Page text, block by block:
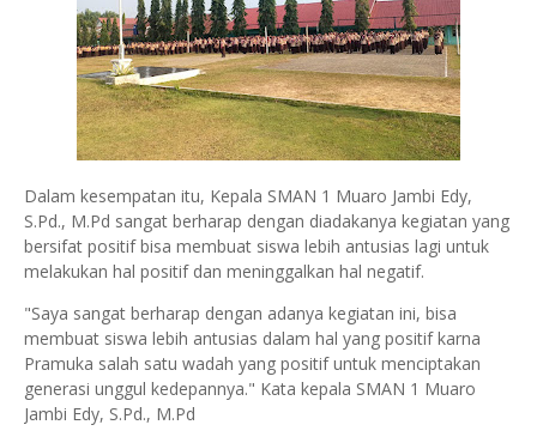
Dalam kesempatan itu, Kepala SMAN 1 Muaro Jambi Edy,
S.Pd., M.Pd sangat berharap dengan diadakanya kegiatan yang
bersifat positif bisa membuat siswa lebih antusias lagi untuk
melakukan hal positif dan meninggalkan hal negatif.
"Saya sangat berharap dengan adanya kegiatan ini, bisa
membuat siswa lebih antusias dalam hal yang positif karna
Pramuka salah satu wadah yang positif untuk menciptakan
generasi unggul kedepannya." Kata kepala SMAN 1 Muaro
Jambi Edy, S.Pd., M.Pd